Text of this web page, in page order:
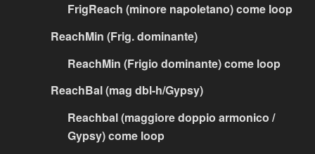
FrigReach (minore napoletano) come loop
ReachMin (Frig. dominante)
ReachMin (Frigio dominante) come loop
ReachBal (mag dbl-h/Gypsy)
Reachbal (maggiore doppio armonico /
Gypsy) come loop